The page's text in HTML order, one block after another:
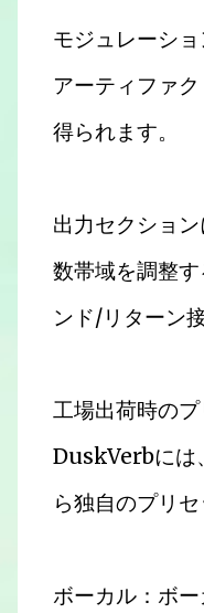
モジュレーシ
アーティファ
得られます。
出力セクショ
数帯域を調整
ンド/リターン
工場出荷時のプ
DuskVerbには
ら独自のプリ
ボーカル：ボ